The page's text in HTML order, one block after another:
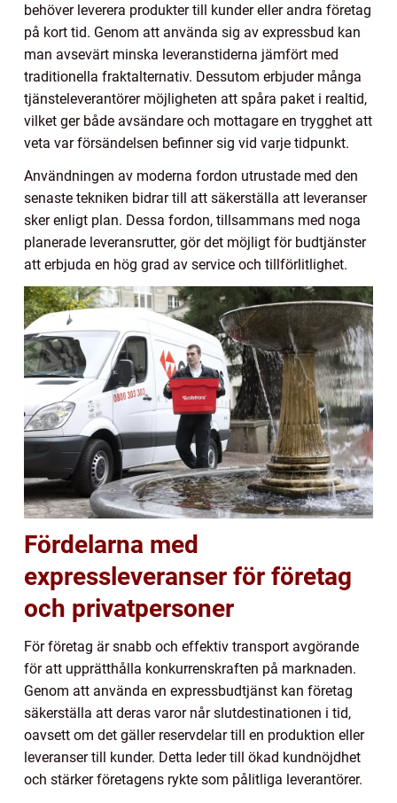
behöver leverera produkter till kunder eller andra företag
på kort tid. Genom att använda sig av expressbud kan
man avsevärt minska leveranstiderna jämfört med
traditionella fraktalternativ. Dessutom erbjuder många
tjänsteleverantörer möjligheten att spåra paket i realtid,
vilket ger både avsändare och mottagare en trygghet att
veta var försändelsen befinner sig vid varje tidpunkt.
Användningen av moderna fordon utrustade med den
senaste tekniken bidrar till att säkerställa att leveranser
sker enligt plan. Dessa fordon, tillsammans med noga
planerade leveransrutter, gör det möjligt för budtjänster
att erbjuda en hög grad av service och tillförlitlighet.
Fördelarna med
expressleveranser för företag
och privatpersoner
För företag är snabb och effektiv transport avgörande
för att upprätthålla konkurrenskraften på marknaden.
Genom att använda en expressbudtjänst kan företag
säkerställa att deras varor når slutdestinationen i tid,
oavsett om det gäller reservdelar till en produktion eller
leveranser till kunder. Detta leder till ökad kundnöjdhet
och stärker företagens rykte som pålitliga leverantörer.